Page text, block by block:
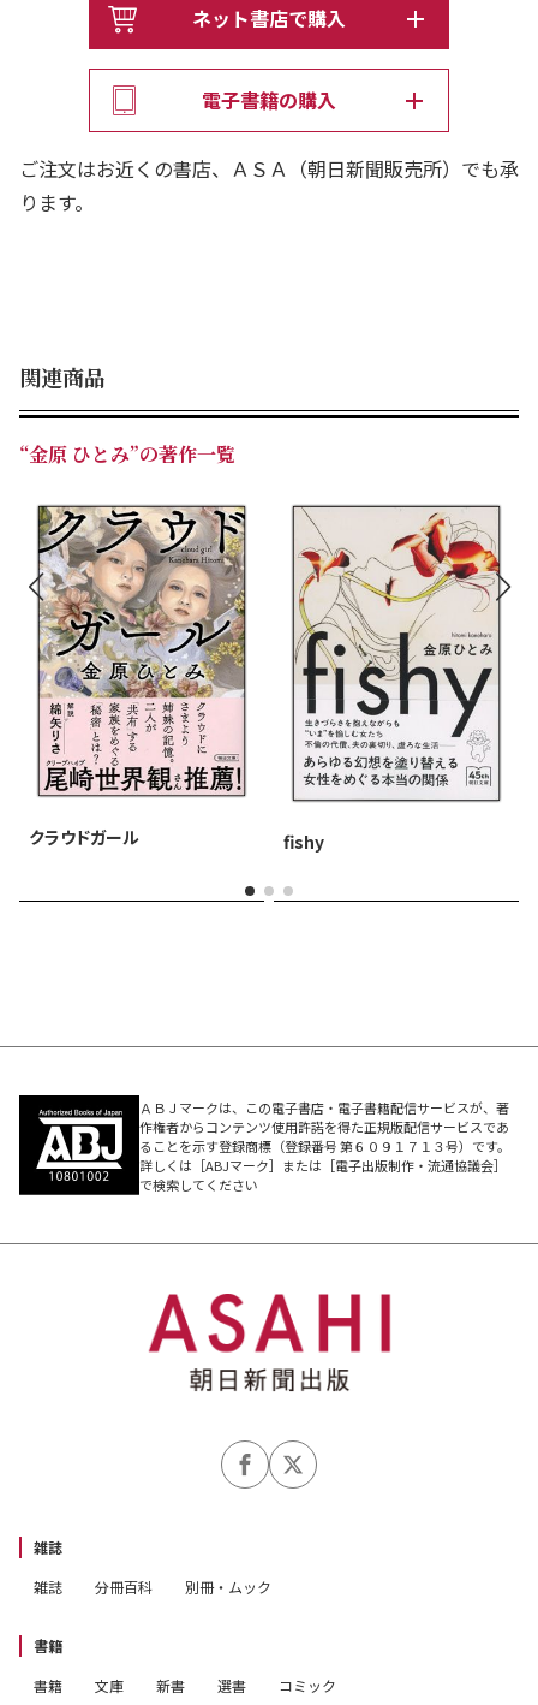
『蛇にピアス』から『マザーズ』と経て、
『アンソーシャルディスタンス』『YABUNONAKA−ヤブノ
ナカ−』へと結実した小説家の軌跡。
「『母』というペルソナ」ほか、
作家生活20年にわたって書き継がれたエッセイ＆掌編小
Ⅰ
「母」というペルソナ
部屋運は変わらず
死後に求めるもの
小麦粉！
血肉になれ
8131日生きた私
お腹
南米のエリザベス・テイラー
孤独な執筆作業を支えてくれる「は」の欠けたパソコン
パリ紀行
プラタナス
ガブリエル・シャネルをめぐって
牡蠣とラーメンとここじゃないどこか
くつのゆくさき
牡蠣の憂愁
煙草の吸えた三月の居酒屋
ライク スモーク
嘘偽りのないジビエ
二〇二二年八月十二日から十八日までの日記
新宿からの祈り
はなればなれに
ネット書店で購入
電子書籍の購入
ご注文はお近くの書店、ＡＳＡ（朝日新聞販売所）でも承
ります。
関連商品
“金原 ひとみ”の著作一覧
クラウドガール fishy
ＡＢＪマークは、この電子書店・電子書籍配信サービスが、著
作権者からコンテンツ使用許諾を得た正規版配信サービスであ
ることを示す登録商標（登録番号 第６０９１７１３号）です。
詳しくは［ABJマーク］または［電子出版制作・流通協議会］
で検索してください
雑誌
雑誌
分冊百科 別冊・ムック
書籍
書籍
文庫 新書 選書 コミック